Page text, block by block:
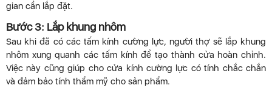
gian cần lắp đặt.
Bước 3: Lắp khung nhôm
Sau khi đã có các tấm kính cường lực, người thợ sẽ lắp khung
nhôm xung quanh các tấm kính để tạo thành cửa hoàn chỉnh.
Việc này cũng giúp cho cửa kính cường lực có tính chắc chắn
và đảm bảo tính thẩm mỹ cho sản phẩm.